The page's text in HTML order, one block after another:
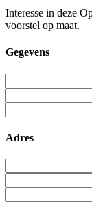
Interesse in deze
voorstel op maat.
Gegevens
Adres